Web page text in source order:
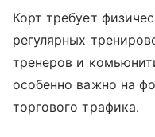
Корт требует
регулярных
тренеров и
особенно важно на
торгового трафика.